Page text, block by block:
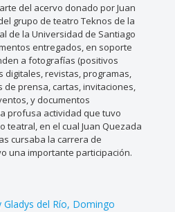
del acervo donado por Juan
grupo de teatro Teknos de la
de la Universidad de Santiago
entregados, en soporte
a fotografías (positivos
digitales, revistas, programas,
prensa, cartas, invitaciones,
y documentos
profusa actividad que tuvo
teatral, en el cual Juan Quezada
cursaba la carrera de
una importante participación.
del Río Domingo